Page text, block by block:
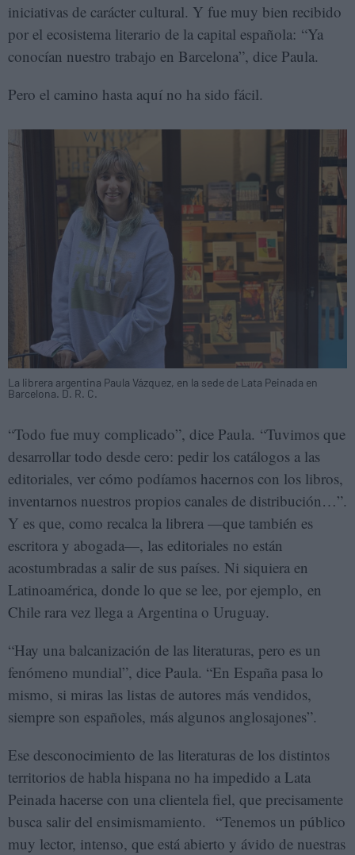
iniciativas de carácter cultural. Y fue muy bien recibido
por el ecosistema literario de la capital española: “Ya
conocían nuestro trabajo en Barcelona”, dice Paula.
Pero el camino hasta aquí no ha sido fácil.
La librera argentina Paula Vázquez, en la sede de Lata Peinada en
Barcelona. D. R. C.
“Todo fue muy complicado”, dice Paula. “Tuvimos que
desarrollar todo desde cero: pedir los catálogos a las
editoriales, ver cómo podíamos hacernos con los libros,
inventarnos nuestros propios canales de distribución…”.
Y es que, como recalca la librera —que también es
escritora y abogada—, las editoriales no están
acostumbradas a salir de sus países. Ni siquiera en
Latinoamérica, donde lo que se lee, por ejemplo, en
Chile rara vez llega a Argentina o Uruguay.
“Hay una balcanización de las literaturas, pero es un
fenómeno mundial”, dice Paula. “En España pasa lo
mismo, si miras las listas de autores más vendidos,
siempre son españoles, más algunos anglosajones”.
Ese desconocimiento de las literaturas de los distintos
territorios de habla hispana no ha impedido a Lata
Peinada hacerse con una clientela fiel, que precisamente
busca salir del ensimismamiento. “Tenemos un público
muy lector, intenso, que está abierto y ávido de nuestras